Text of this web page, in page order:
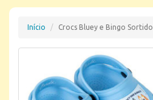
Início Crocs Bluey e Bingo Sortido